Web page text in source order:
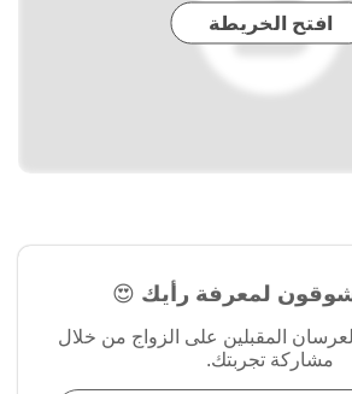
افتح الخريطة
لمعرفة رأيك 😍
المقبلين على الزواج من خلال
مشاركة تجربتك.